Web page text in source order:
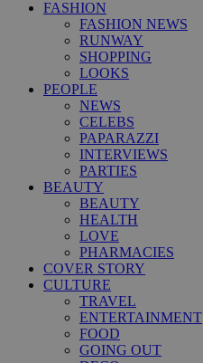
FASHION
FASHION NEWS
RUNWAY
SHOPPING
LOOKS
PEOPLE
NEWS
CELEBS
PAPARAZZI
INTERVIEWS
PARTIES
BEAUTY
BEAUTY
HEALTH
LOVE
PHARMACIES
COVER STORY
CULTURE
TRAVEL
ENTERTAINMENT
FOOD
GOING OUT